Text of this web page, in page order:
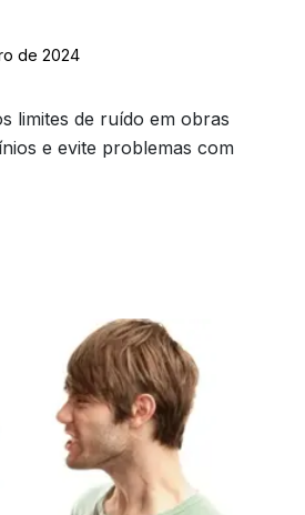
de 2024
limites de ruído em obras
e evite problemas com